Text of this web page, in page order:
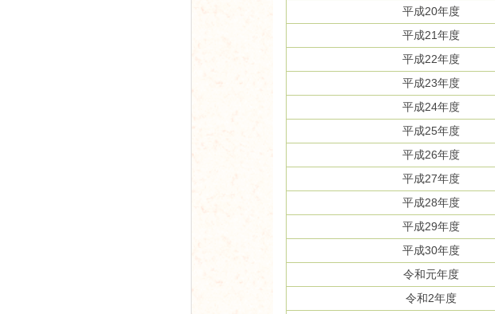
平成20年度
平成21年度
平成22年度
平成23年度
平成24年度
平成25年度
平成26年度
平成27年度
平成28年度
平成29年度
平成30年度
令和元年度
令和2年度